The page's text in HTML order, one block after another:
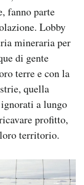
fanno parte
Lobby
mineraria per
di gente
terre e con la
quella
a lungo
profitto,
territorio.